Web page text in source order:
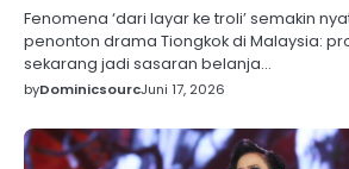
Fenomena ‘dari layar ke troli’ semakin
penonton drama Tiongkok di Malaysia:
sekarang jadi sasaran belanja…
byDominicsourcJuni 17, 2026